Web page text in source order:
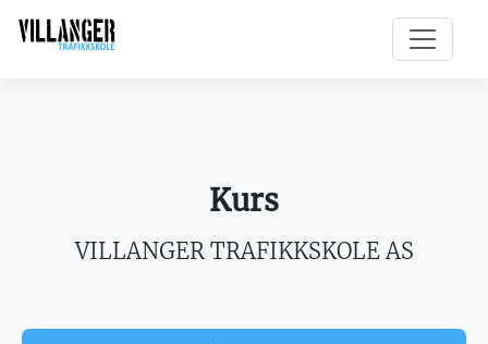
Kurs
VILLANGER TRAFIKKSKOLE AS